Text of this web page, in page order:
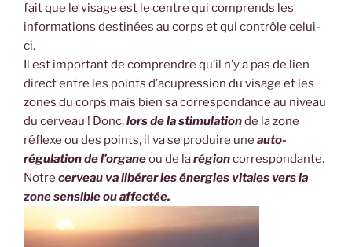
fait que le visage est le centre qui comprends les
informations destinées au corps et qui contrôle celui-
ci.
Il est important de comprendre qu’il n’y a pas de lien
direct entre les points d’acupression du visage et les
zones du corps mais bien sa correspondance au niveau
du cerveau ! Donc,lors de la stimulationde la zone
réflexe ou des points, il va se produire une auto-
régulation de l’organeou de larégioncorrespondante.
Notre cerveau va libérer les énergies vitales vers la
zone sensible ou affectée.